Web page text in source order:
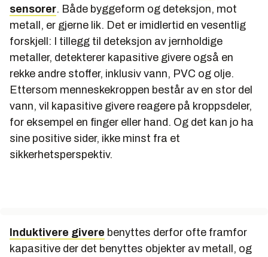
sensor med 18 mm diameter, kan være 8 mm. For
magnetiske givere kan tilsvarende være hele 60 mm.
Men husk at rekkevidden selvsagt avhenger av
størrelsen på magneten!
Magnetiske sensorer kan benyttes for å oppnå økt
rekkevidde eller til å detektere for eksempel
stempelposisjon i en pneumatisk eller hydraulisk
sylinder. En magnet monteres på stempelet, og en
magnetisk sensor plasseres på utsiden av
sylinderveggen.
sensorer, er identifikasjons- og
posisjoneringsoppgaver, start og stopp av
sensorer. Både byggeform og deteksjon, mot
metall, er gjerne lik. Det er imidlertid en vesentlig
forskjell: I tillegg til deteksjon av jernholdige
metaller, detekterer kapasitive givere også en
rekke andre stoffer, inklusiv vann, PVC og olje.
Ettersom menneskekroppen består av en stor del
vann, vil kapasitive givere reagere på kroppsdeler,
for eksempel en finger eller hand. Og det kan jo ha
sine positive sider, ikke minst fra et
sikkerhetsperspektiv.
Induktivere givere benyttes derfor ofte framfor
kapasitive der det benyttes objekter av metall, og